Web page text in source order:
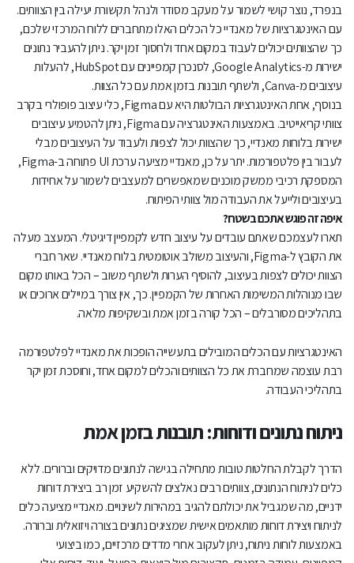
בנפרד, נוצר קושי לשמור על מעקב מסודר ולנהל תקשורת יעילה בין הצוותים.
עם האינטגרציות של מאנדיי כל הכלים האלו מתחברים ללוח המרכזי שלכם,
כך שהצוותים יכולים לעבוד במקום אחד ולחסוך זמן יקר. ניתן להעביר נתונים
ישירות מ-Google Analytics, לסנכרן קמפיינים עם HubSpot, להעלות
עיצובים מ-Canva, ולשתף תובנות בזמן אמת עם כל הצוות.
בנוסף, אחת האינטגרציות הבולטות היא עם Figma, כלי עיצוב פופולרי בקרב
צוותי קריאייטיב. באמצעות האינטגרציה עם Figma, ניתן להטמיע עיצובים
ישירות בלוחות מאנדיי, כך שהצוות יכול לצפות ולעבוד על העיצובים מבלי
לעבור בין פלטפורמות. יתר על כן, מאנדיי מציעה ערכת UI פתוחה ב-Figma,
המספקת רכיבי ממשק מוכנים שמאפשרים למעצבים לשמור על אחידות
בעיצובים ולייעל את העבודה מול צוותי הפיתוח.
איפה זה פוגש אתכם בשטח?
תארו לעצמכם שאתם עובדים על עיצוב חדש לקמפיין דיגיטלי. המעצב מעלה
את הקובץ ל-Figma, והעיצוב משולב אוטומטית בלוח מאנדיי. שאר חברי
הצוות יכולים לצפות בעיצוב, להוסיף הערות ולשתף משוב – הכל באותו מקום
שבו מנוהלות המשימות האחרות של הקמפיין. כך, אין צורך במיילים ארוכים או
בתהליכים מסורבלים – הכל קורה בזמן אמת ובשקיפות מלאה.
האינטגרציות עם הכלים המובילים בתעשייה הופכות את מאנדיי לפלטפורמה
רבת עוצמה שמחברת את כל הצוותים והכלים למקום אחד, וחוסכת זמן יקר
בתהליכי העבודה.
ניתוח נתונים ודוחות: תובנות בזמן אמת
הדרך לקבלת החלטות טובות מתחילה בגישה לנתונים מדויקים וברורים. ללא
כלים לניתוח הנתונים, צוותים רבים נאלצים להשקיע זמן רב ביצירת דוחות
ידניים, מה שמגביל את יכולתם להגיב במהירות לשינויים. מאנדיי מציעה כלים
לניתוח ויצירת דוחות מותאמים אישית שמציגים נתונים בצורה ויזואלית וברורה.
באמצעות לוחות ניתוח, ניתן לעקוב אחרי מדדים מרכזיים, כמו ביצועי